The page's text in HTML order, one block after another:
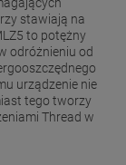
stawiają na
to potężny
odróżnieniu od
urządzenie nie
tego tworzy
Thread w